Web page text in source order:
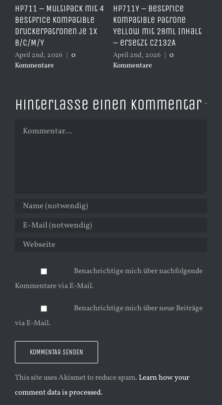
HP711 – Multipack mit 4
BestPrice kompatible
Druckerpatronen je 1x
B/C/M/Y
April 2nd, 2026 | 0
Kommentare
HP711Y – BestPrice
Kompatible Patrone
Yellow mit 28ml Inhalt
– ersetzt CZ132A
April 2nd, 2026 | 0
Kommentare
Hinterlasse einen Kommentar
Kommentar
Benachrichtige mich über nachfolgende
Kommentare via E-Mail.
Benachrichtige mich über neue Beiträge
via E-Mail.
This site uses Akismet to reduce spam. Learn how your
comment data is processed.